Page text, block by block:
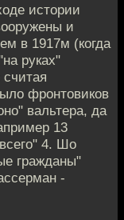
истории
и
в 1917м (когда
руках"
фронтовиков
вальтера, да
13
4. Шо
гражданы"
-